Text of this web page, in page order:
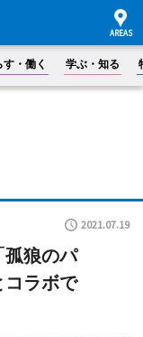
す・働く 学ぶ・知る
2021.07.19
孤狼のパ
ラボで